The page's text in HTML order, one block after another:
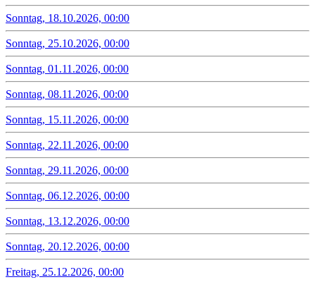
Sonntag, 18.10.2026, 00:00
Sonntag, 25.10.2026, 00:00
Sonntag, 01.11.2026, 00:00
Sonntag, 08.11.2026, 00:00
Sonntag, 15.11.2026, 00:00
Sonntag, 22.11.2026, 00:00
Sonntag, 29.11.2026, 00:00
Sonntag, 06.12.2026, 00:00
Sonntag, 13.12.2026, 00:00
Sonntag, 20.12.2026, 00:00
Freitag, 25.12.2026, 00:00